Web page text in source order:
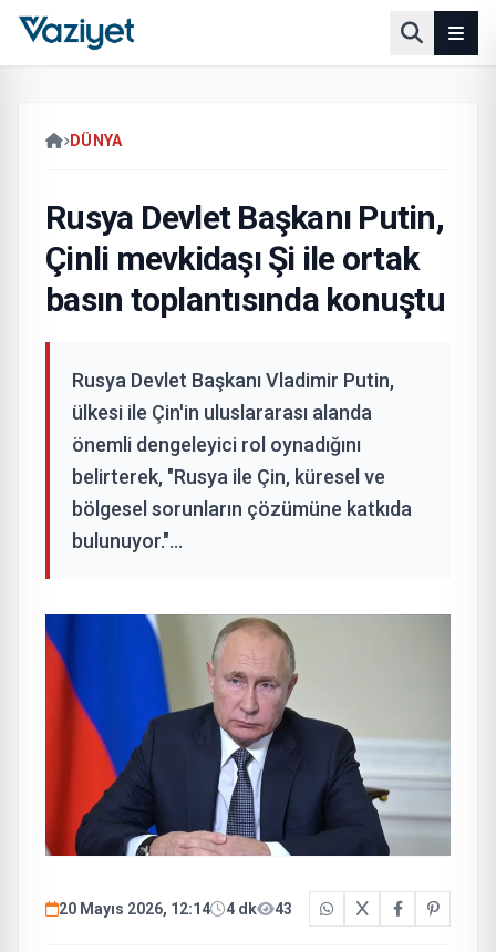
DÜNYA
Rusya Devlet Başkanı Putin,
Çinli mevkidaşı Şi ile ortak
basın toplantısında konuştu
Rusya Devlet Başkanı Vladimir Putin,
ülkesi ile Çin'in uluslararası alanda
önemli dengeleyici rol oynadığını
belirterek, "Rusya ile Çin, küresel ve
bölgesel sorunların çözümüne katkıda
bulunuyor."...
20 Mayıs 2026, 12:14 4 dk 43